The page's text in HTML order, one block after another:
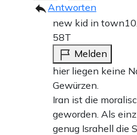
Antworten
new kid in town
58T
Melden
hier liegen keine
Gewürzen.
Iran ist die
geworden. Als
genug Israhell die